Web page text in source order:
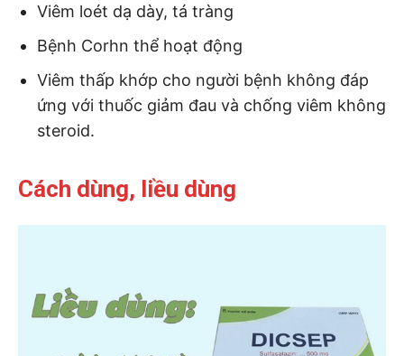
Viêm loét dạ dày, tá tràng
Bệnh Corhn thể hoạt động
Viêm thấp khớp cho người bệnh không đáp
ứng với thuốc giảm đau và chống viêm không
steroid.
Cách dùng, liều dùng